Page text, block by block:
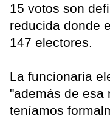
15 votos son
reducida donde
147 electores.
La funcionaria
"además de esa
teníamos